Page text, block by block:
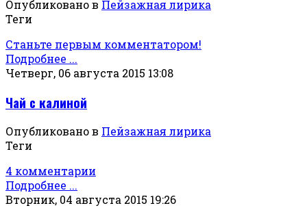
Опубликовано в Пейзажная лирика
Теги
Станьте первым комментатором!
Подробнее ...
Четверг, 06 августа 2015 13:08
Чай с калиной
Опубликовано в Пейзажная лирика
Теги
4 комментарии
Подробнее ...
Вторник, 04 августа 2015 19:26